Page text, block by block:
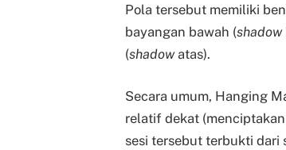
Pola tersebut memiliki
bayangan bawah (shadow
(shadowatas).
Secara umum, Hanging
relatif dekat
sesi tersebut terbukti dari